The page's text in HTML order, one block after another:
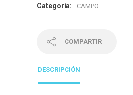
Categoría: CAMPO
COMPARTIR
DESCRIPCIÓN